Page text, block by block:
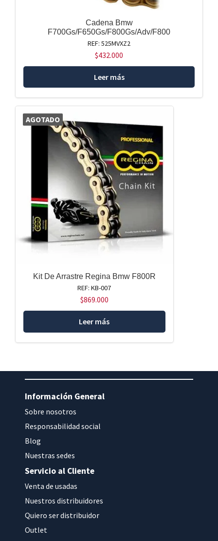
Cadena Bmw
F700Gs/F650Gs/F800Gs/Adv/F800
REF: 525MVXZ2
$432.000
Leer más
AGOTADO
Kit De Arrastre Regina Bmw F800R
REF: KB-007
$869.000
Leer más
Información General
Sobre nosotros
Responsabilidad social
Blog
Nuestras sedes
Servicio al Cliente
Venta de usadas
Nuestros distribuidores
Quiero ser distribuidor
Outlet